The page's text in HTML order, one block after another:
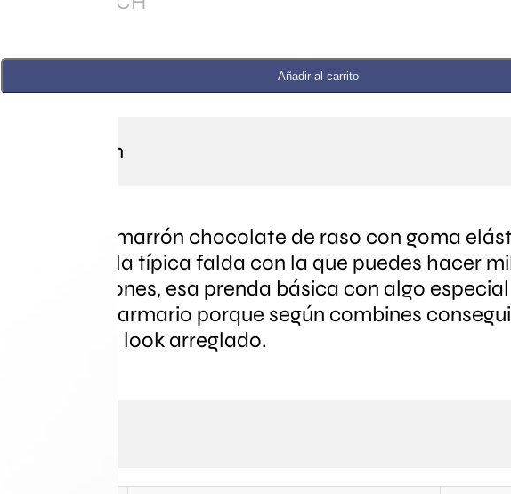
Falda
Street
Añadir al carrito
Descripción
Falda midi marrón chocolate de raso con goma
cadera. Es la típica falda con la que puedes hacer
combinaciones, esa prenda básica con algo
tener en tu armario porque según combines
casual o un look arreglado.